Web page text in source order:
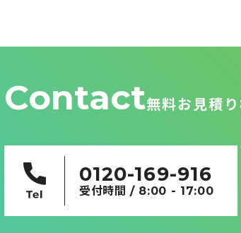
ョ
Contact無料お見積
0120-169-916
受付時間 / 8:00 - 17:00